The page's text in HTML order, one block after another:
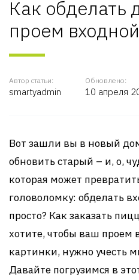
Как обделать
проем
Автор статьи:
smartyadmin
Обновлено:
10 апреля
Вот зашли вы в новый
обновить старый – и, о,
которая может
головоломку: обделать
просто? Как заказать
хотите, чтобы ваш проем
картинки, нужно учесть
Давайте погрузимся в